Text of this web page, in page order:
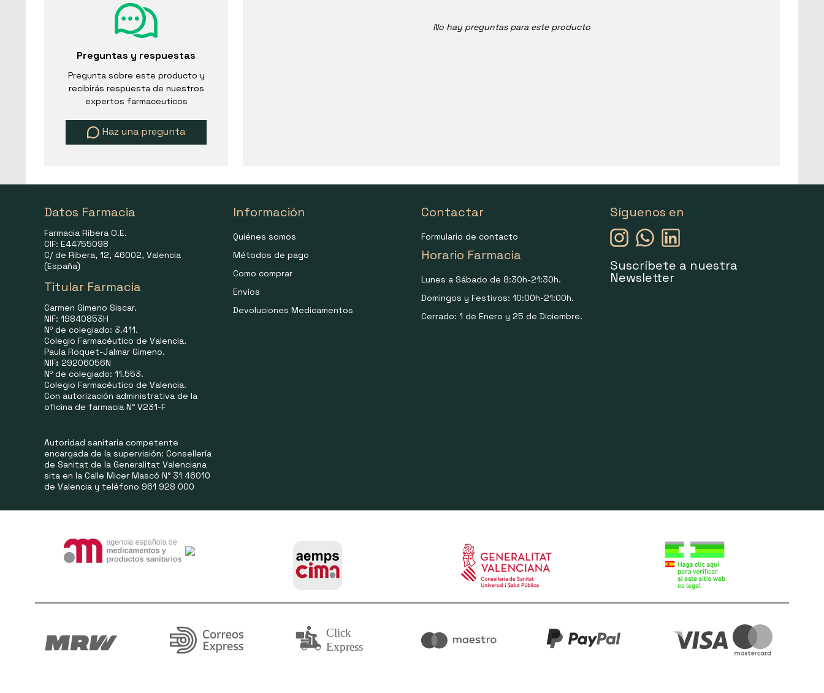
Preguntas y respuestas
Pregunta sobre este producto y
recibirás respuesta de nuestros
expertos farmaceuticos
Haz una pregunta
No hay preguntas para este producto
Datos Farmacia
Farmacia Ribera O.E.
CIF: E44755098
C/ de Ribera, 12, 46002, Valencia
(España)
Titular Farmacia
Carmen Gimeno Siscar.
NIF: 19840853H
Nº de colegiado: 3.411.
Colegio Farmacéutico de Valencia.
Paula Roquet-Jalmar Gimeno.
NIF: 29206056N
Nº de colegiado: 11.553.
Colegio Farmacéutico de Valencia.
Con autorización administrativa de la
oficina de farmacia N° V231-F
Autoridad sanitaria competente
encargada de la supervisión: Consellería
de Sanitat de la Generalitat Valenciana
sita en la Calle Micer Mascó N° 31 46010
de Valencia y teléfono 961 928 000
Información
Quiénes somos
Métodos de pago
Como comprar
Envíos
Devoluciones Medicamentos
Contactar
Formulario de contacto
Horario Farmacia
Lunes a Sábado de 8:30h-21:30h.
Domingos y Festivos: 10:00h-21:00h.
Cerrado: 1 de Enero y 25 de Diciembre.
Síguenos en
Suscríbete a nuestra
Newsletter